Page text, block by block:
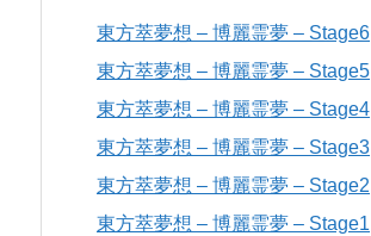
東方萃夢想 – 博麗霊夢 – Stage6
東方萃夢想 – 博麗霊夢 – Stage5
東方萃夢想 – 博麗霊夢 – Stage4
東方萃夢想 – 博麗霊夢 – Stage3
東方萃夢想 – 博麗霊夢 – Stage2
東方萃夢想 – 博麗霊夢 – Stage1